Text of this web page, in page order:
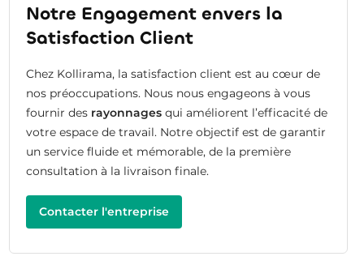
Notre Engagement envers la
Satisfaction Client
Chez Kollirama, la satisfaction client est au cœur de
nos préoccupations. Nous nous engageons à vous
fournir des rayonnagesqui améliorent l’efficacité de
votre espace de travail. Notre objectif est de garantir
un service fluide et mémorable, de la première
consultation à la livraison finale.
Contacter l'entreprise